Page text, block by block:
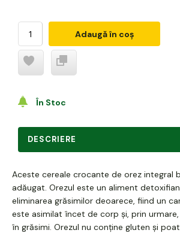
Adaugă în coș
În Stoc
DESCRIERE
Aceste cereale crocante de orez integral
adăugat. Orezul este un aliment
eliminarea grăsimilor deoarece, fiind un
este asimilat încet de corp și, prin
în grăsimi. Orezul nu conține gluten și